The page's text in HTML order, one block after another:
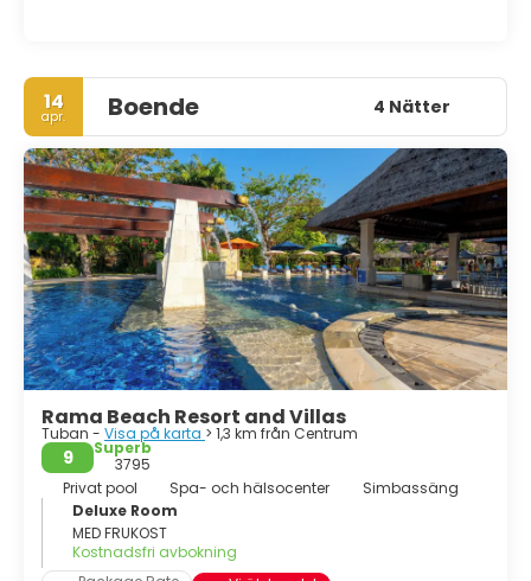
14
apr. Boende 4 Nätter
Rama Beach Resort and Villas
Tuban - Visa på karta > 1,3 km från Centrum
9
Superb
3795
Privat pool
Spa- och hälsocenter
Simbassäng
Deluxe Room
MED FRUKOST
Kostnadsfri avbokning